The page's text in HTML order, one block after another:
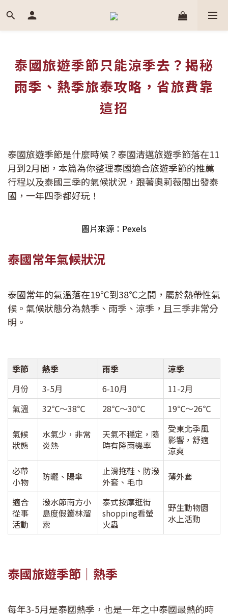
泰國旅遊季節只能涼季去？揭秘
雨季、熱季旅泰攻略，省旅費靠
這招
泰國旅遊季節是什麼時候？泰國清邁旅遊季節落在11
月到2月間，本篇為你整理泰國適合旅遊季節的推薦
行程以及泰國三季的氣候狀況，跟著奧莉薇閣出發泰
國，一年四季都好玩！
圖片來源：Pexels
泰國常年氣候狀況
泰國常年的氣溫落在19℃到38℃之間，屬於熱帶性氣
候。氣候狀態分為熱季、雨季、涼季，且三季非常分
明。
季節 熱季 雨季
涼季
月份
3-5月 6-10月
11-2月
氣溫
32℃～38℃ 28℃～30℃ 19℃～26℃
氣候
狀態
水氣少，非常
炎熱
天氣不穩定，隨
時有降雨機率
受東北季風
影響，舒適
涼爽
必帶
小物
防曬、陽傘
止滑拖鞋、防潑
外套、毛巾
薄外套
適合
從事
活動
潑水節南方小
島度假叢林溜
索
泰式按摩逛街
shopping看螢
火蟲
野生動物園
水上活動
泰國旅遊季節｜熱季
每年3-5月是泰國熱季，也是一年之中泰國最熱的時